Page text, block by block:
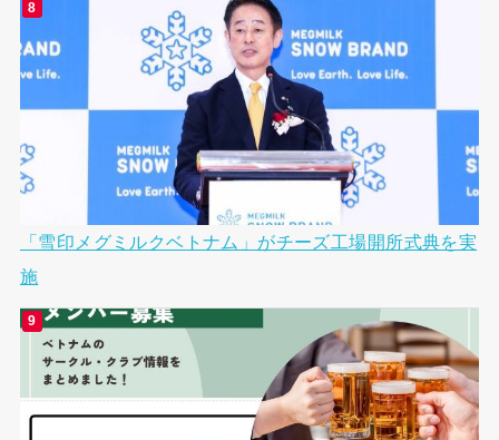
「雪印メグミルクベトナム」がチーズ工場開所式典を実
施